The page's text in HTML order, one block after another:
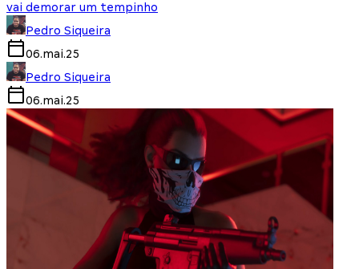
vai demorar um tempinho
Pedro Siqueira
06.mai.25
Pedro Siqueira
06.mai.25